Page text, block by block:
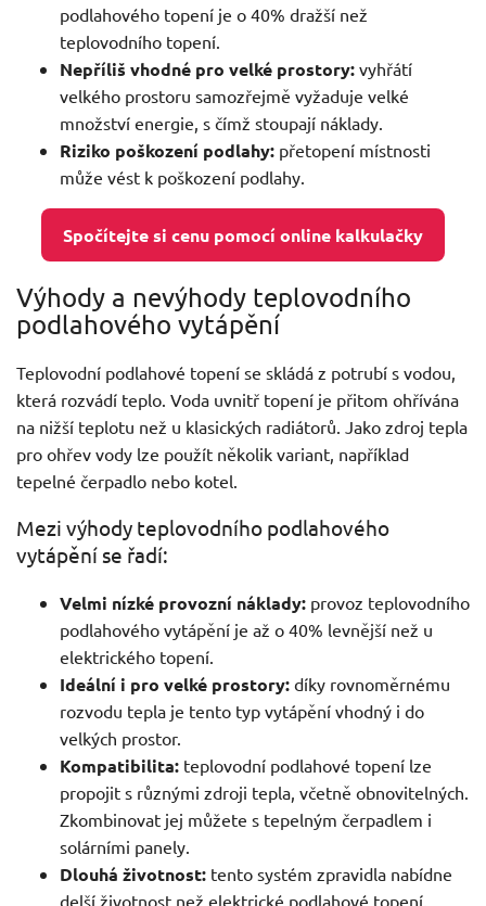
podlahového topení je o 40% dražší než
teplovodního topení.
Nepříliš vhodné pro velké prostory: vyhřátí
velkého prostoru samozřejmě vyžaduje velké
množství energie, s čímž stoupají náklady.
Riziko poškození podlahy: přetopení místnosti
může vést k poškození podlahy.
Spočítejte si cenu pomocí online kalkulačky
Výhody a nevýhody teplovodního
podlahového vytápění
Teplovodní podlahové topení se skládá z potrubí s vodou,
která rozvádí teplo. Voda uvnitř topení je přitom ohřívána
na nižší teplotu než u klasických radiátorů. Jako zdroj tepla
pro ohřev vody lze použít několik variant, například
tepelné čerpadlo nebo kotel.
Mezi výhody teplovodního podlahového
vytápění se řadí:
Velmi nízké provozní náklady: provoz teplovodního
podlahového vytápění je až o 40% levnější než u
elektrického topení.
Ideální i pro velké prostory: díky rovnoměrnému
rozvodu tepla je tento typ vytápění vhodný i do
velkých prostor.
Kompatibilita: teplovodní podlahové topení lze
propojit s různými zdroji tepla, včetně obnovitelných.
Zkombinovat jej můžete s tepelným čerpadlem i
solárními panely.
Dlouhá životnost: tento systém zpravidla nabídne
delší životnost než elektrické podlahové topení.